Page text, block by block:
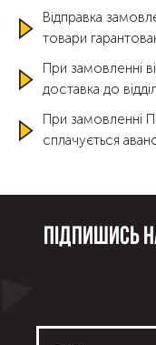
Відправка
товари
При замовленні
доставка до
При замовленні
сплачується
Підпишись